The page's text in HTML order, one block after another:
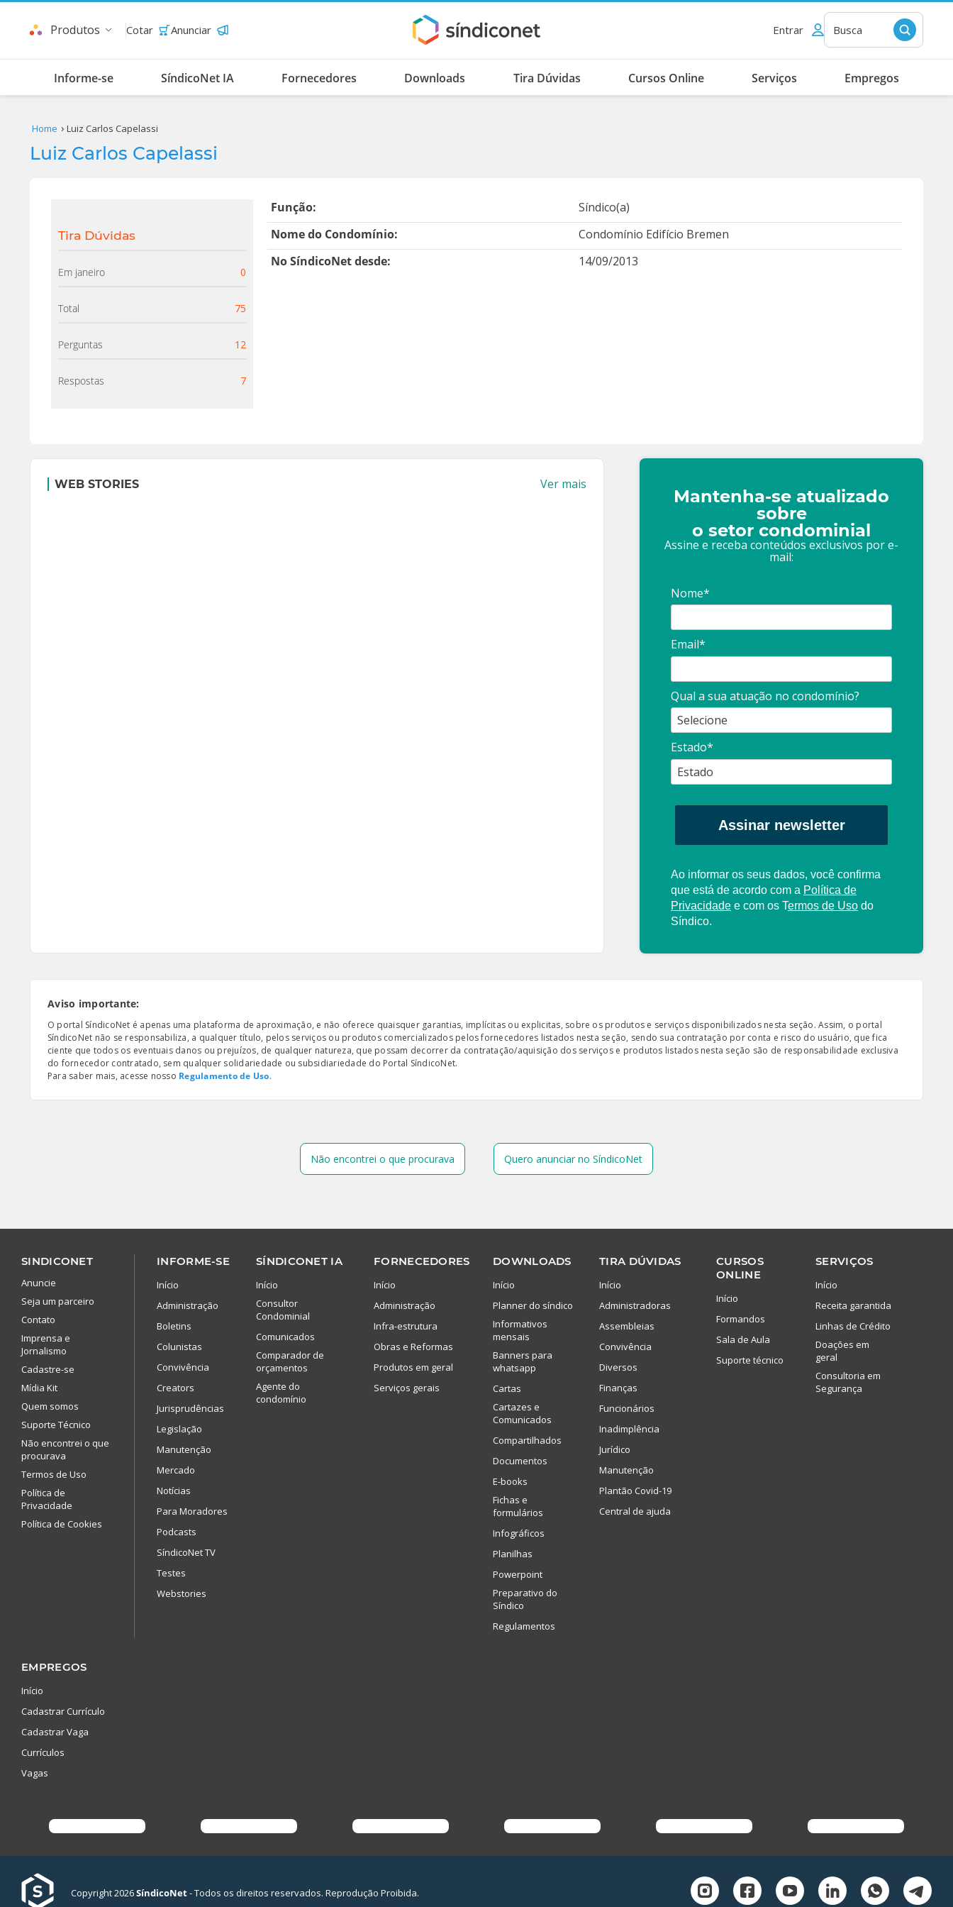
Produtos Cotar Anunciar Entrar Busca
Informe-se SíndicoNet IA Fornecedores Downloads Tira Dúvidas Cursos Online Serviços Empregos
Home Luiz Carlos Capelassi
Luiz Carlos Capelassi
Tira Dúvidas
Em janeiro 0
Total 75
Perguntas 12
Respostas 7
Função:
Síndico(a)
Nome do Condomínio:
Condomínio Edifício Bremen
No SíndicoNet desde:
14/09/2013
WEB STORIES Ver mais
Mantenha-se atualizado
sobre
o setor condominial
Assine e receba conteúdos exclusivos por e-
mail:
Nome*
Email*
Qual a sua atuação no condomínio?
Estado*
Assinar newsletter
Ao informar os seus dados, você confirma
que está de acordo com a Política de
Privacidade e com os Termos de Uso do
Síndico.
Aviso importante:
O portal SíndicoNet é apenas uma plataforma de aproximação, e não oferece quaisquer garantias, implícitas ou explicitas, sobre os produtos e serviços disponibilizados nesta seção. Assim, o portal
SíndicoNet não se responsabiliza, a qualquer título, pelos serviços ou produtos comercializados pelos fornecedores listados nesta seção, sendo sua contratação por conta e risco do usuário, que fica
ciente que todos os eventuais danos ou prejuízos, de qualquer natureza, que possam decorrer da contratação/aquisição dos serviços e produtos listados nesta seção são de responsabilidade exclusiva
do fornecedor contratado, sem qualquer solidariedade ou subsidiariedade do Portal SíndicoNet.
Para saber mais, acesse nosso Regulamento de Uso.
Não encontrei o que procurava Quero anunciar no SíndicoNet
SINDICONET
Anuncie
Seja um parceiro
Contato
Imprensa e
Jornalismo
Cadastre-se
Mídia Kit
Quem somos
Suporte Técnico
Não encontrei o que
procurava
Termos de Uso
Política de
Privacidade
Política de Cookies
INFORME-SE
Início
Administração
Boletins
Colunistas
Convivência
Creators
Jurisprudências
Legislação
Manutenção
Mercado
Notícias
Para Moradores
Podcasts
SíndicoNet TV
Testes
Webstories
SÍNDICONET IA
Início
Consultor
Condominial
Comunicados
Comparador de
orçamentos
Agente do
condomínio
FORNECEDORES
Início
Administração
Infra-estrutura
Obras e Reformas
Produtos em geral
Serviços gerais
DOWNLOADS
Início
Planner do síndico
Informativos
mensais
Banners para
whatsapp
Cartas
Cartazes e
Comunicados
Compartilhados
Documentos
E-books
Fichas e
formulários
Infográficos
Planilhas
Powerpoint
Preparativo do
Síndico
Regulamentos
TIRA DÚVIDAS
Início
Administradoras
Assembleias
Convivência
Diversos
Finanças
Funcionários
Inadimplência
Jurídico
Manutenção
Plantão Covid-19
Central de ajuda
CURSOS
ONLINE
Início
Formandos
Sala de Aula
Suporte técnico
SERVIÇOS
Início
Receita garantida
Linhas de Crédito
Doações em
geral
Consultoria em
Segurança
EMPREGOS
Início
Cadastrar Currículo
Cadastrar Vaga
Currículos
Vagas
Copyright 2026SíndicoNet- Todos os direitos reservados. Reprodução Proibida.